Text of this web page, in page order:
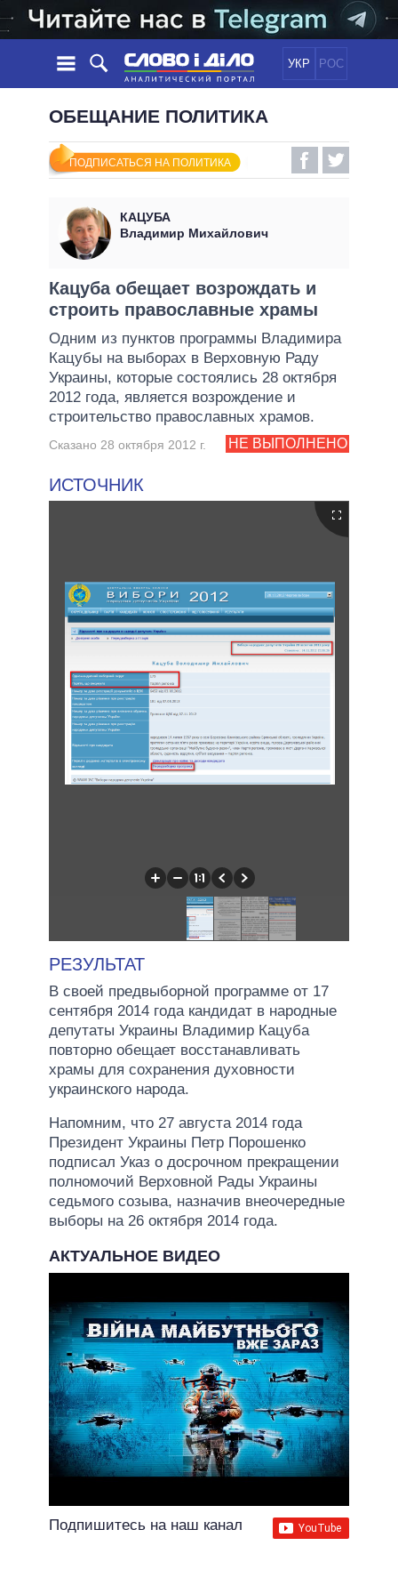
УКР РОС
НОВОСТИ
ЛЕНТА
СОБЫТИЯ
СТАТЬИ
МНЕНИЯ
ОБЗОРЫ
ДАЙДЖЕСТЫ
ПОЛИТИКА
ЭКОНОМИКА
МИР
ОБЕЩАНИЯ
ВСЕ ПОЛИТИКИ
ПРЕЗИДЕНТ И ОФИС
ВЕРХОВНАЯ РАДА
КАБИНЕТ МИНИСТРОВ
ГЛАВЫ ОБЛАДМИНИСТРАЦИЙ
МЭРЫ
ВСЕ ПЕРСОНЫ
ИНФОГРАФИКА
ПОДДЕРЖАТЬ
СРАВНЕНИЕ ПОЛИТИКОВ
ОБЕЩАНИЕ ПОЛИТИКА
ПОДПИСАТЬСЯ НА ПОЛИТИКА
КАЦУБА
Владимир Михайлович
Кацуба обещает возрождать и
строить православные храмы
Одним из пунктов программы Владимира
Кацубы на выборах в Верховную Раду
Украины, которые состоялись 28 октября
2012 года, является возрождение и
строительство православных храмов.
НЕ ВЫПОЛНЕНО
Сказано 28 октября 2012 г.
ИСТОЧНИК
РЕЗУЛЬТАТ
В своей предвыборной программе от 17
сентября 2014 года кандидат в народные
депутаты Украины Владимир Кацуба
повторно обещает восстанавливать
храмы для сохранения духовности
украинского народа.
Напомним, что 27 августа 2014 года
Президент Украины Петр Порошенко
подписал Указ о досрочном прекращении
полномочий Верховной Рады Украины
седьмого созыва, назначив внеочередные
выборы на 26 октября 2014 года.
АКТУАЛЬНОЕ ВИДЕО
Подпишитесь на наш канал